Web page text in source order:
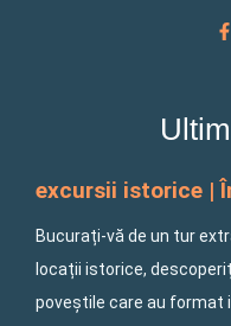
F
a
k
f
excursii istorice |
Bucurați-vă de un tur
locații istorice,
poveștile care au format